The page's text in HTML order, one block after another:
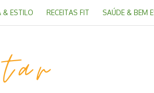
& ESTILO RECEITAS FIT SAÚDE & BEM